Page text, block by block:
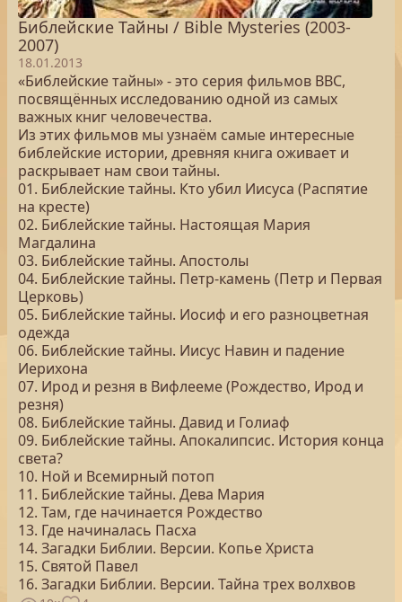
Библейские Тайны / Bible Mysteries (2003-
2007)
18.01.2013
«Библейские тайны» - это серия фильмов BBC,
посвящённых исследованию одной из самых
важных книг человечества.
Из этих фильмов мы узнаём самые интересные
библейские истории, древняя книга оживает и
раскрывает нам свои тайны.
01. Библейские тайны. Кто убил Иисуса (Распятие
на кресте)
02. Библейские тайны. Настоящая Мария
Магдалина
03. Библейские тайны. Апостолы
04. Библейские тайны. Петр-камень (Петр и Первая
Церковь)
05. Библейские тайны. Иосиф и его разноцветная
одежда
06. Библейские тайны. Иисус Навин и падение
Иерихона
07. Ирод и резня в Вифлееме (Рождество, Ирод и
резня)
08. Библейские тайны. Давид и Голиаф
09. Библейские тайны. Апокалипсис. История конца
света?
10. Ной и Всемирный потоп
11. Библейские тайны. Дева Мария
12. Там, где начинается Рождество
13. Где начиналась Пасха
14. Загадки Библии. Версии. Копье Христа
15. Святой Павел
16. Загадки Библии. Версии. Тайна трех волхвов